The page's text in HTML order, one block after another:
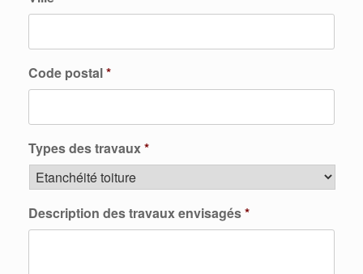
Code postal*
Types des travaux*
Description des travaux envisagés*